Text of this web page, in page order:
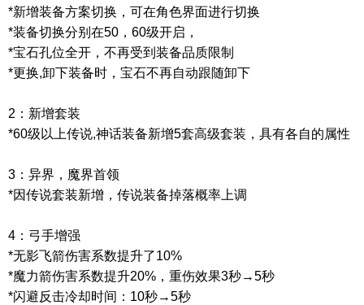
*新增装备方案切换，可在角色界面进行切换
*装备切换分别在50，60级开启，
*宝石孔位全开，不再受到装备品质限制
*更换,卸下装备时，宝石不再自动跟随卸下
2：新增套装
*60级以上传说,神话装备新增5套高级套装，具有各自的属性
3：异界，魔界首领
*因传说套装新增，传说装备掉落概率上调
4：弓手增强
*无影飞箭伤害系数提升了10%
*魔力箭伤害系数提升20%，重伤效果3秒→5秒
*闪避反击冷却时间：10秒→5秒